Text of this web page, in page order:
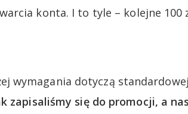
konta. I to tyle – kolejne 100
wymagania dotyczą
zapisaliśmy się do promocji, a